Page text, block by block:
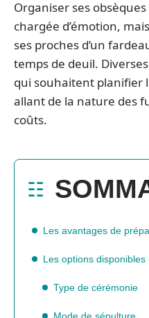
Organiser ses
chargée d’émotion,
ses proches d’un
temps de deuil.
qui souhaitent planifier
allant de la nature des
coûts.
Les avantages de
Les options
Type de cérémonie
Mode de sépulture